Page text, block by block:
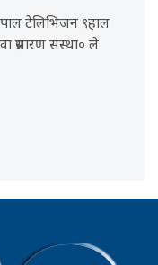
टेलिभिजन ९हाल
प्रसारण संस्था० ले